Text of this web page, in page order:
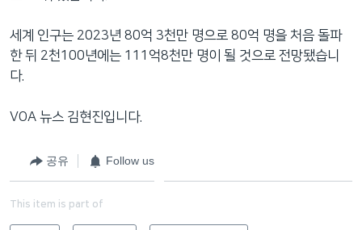
세계 인구는 2023년 80억 3천만 명으로 80억 명을 처음 돌파
한 뒤 2천100년에는 111억8천만 명이 될 것으로 전망됐습니
다.
VOA 뉴스 김현진입니다.
공유 Follow us
This item is part of